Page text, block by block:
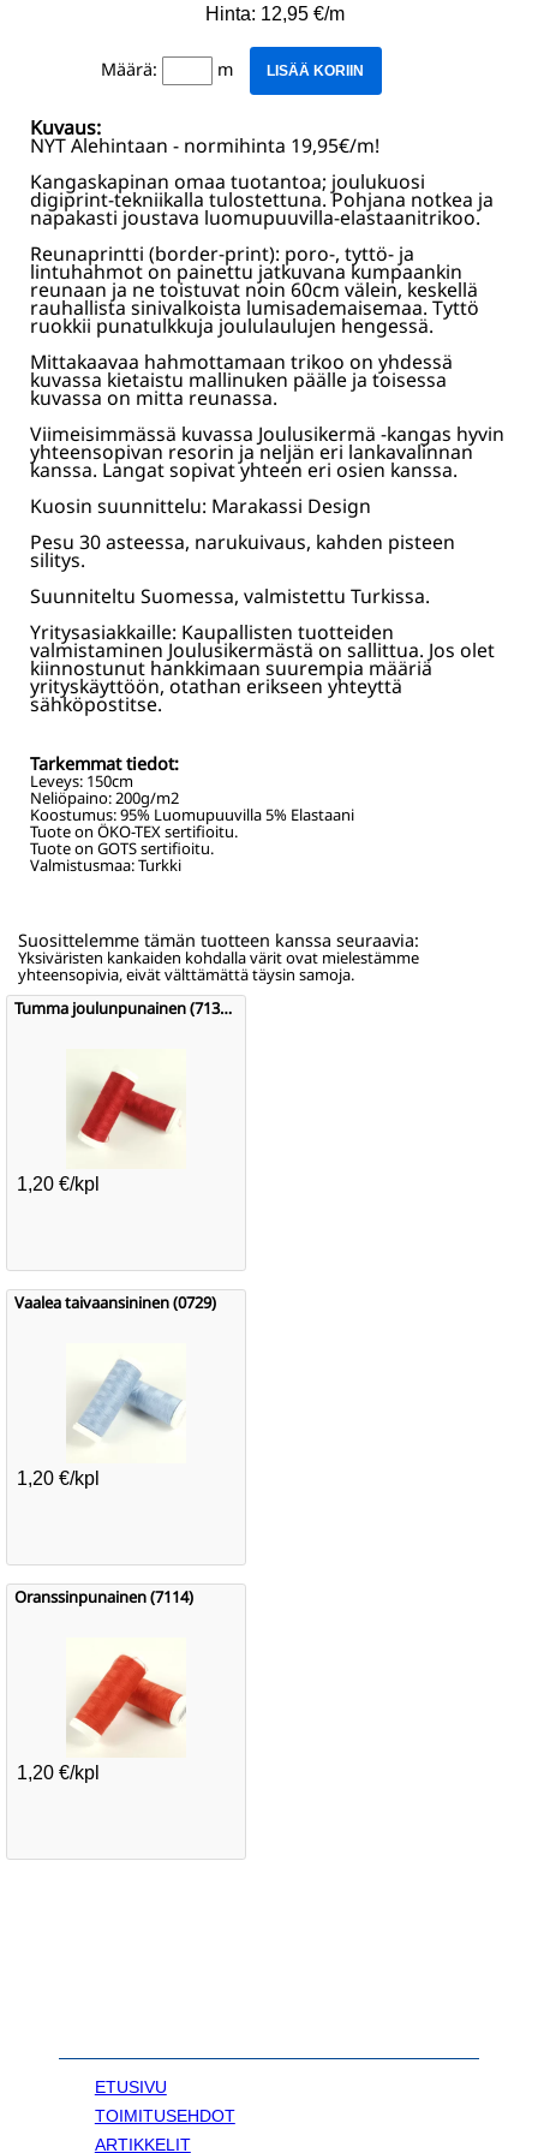
Hinta: 12,95 €/m
Määrä: m LISÄÄ KORIIN
Kuvaus:
NYT Alehintaan - normihinta 19,95€/m!
Kangaskapinan omaa tuotantoa; joulukuosi
digiprint-tekniikalla tulostettuna. Pohjana notkea ja
napakasti joustava luomupuuvilla-elastaanitrikoo.
Reunaprintti (border-print): poro-, tyttö- ja
lintuhahmot on painettu jatkuvana kumpaankin
reunaan ja ne toistuvat noin 60cm välein, keskellä
rauhallista sinivalkoista lumisademaisemaa. Tyttö
ruokkii punatulkkuja joululaulujen hengessä.
Mittakaavaa hahmottamaan trikoo on yhdessä
kuvassa kietaistu mallinuken päälle ja toisessa
kuvassa on mitta reunassa.
Viimeisimmässä kuvassa Joulusikermä -kangas hyvin
yhteensopivan resorin ja neljän eri lankavalinnan
kanssa. Langat sopivat yhteen eri osien kanssa.
Kuosin suunnittelu: Marakassi Design
Pesu 30 asteessa, narukuivaus, kahden pisteen
silitys.
Suunniteltu Suomessa, valmistettu Turkissa.
Yritysasiakkaille: Kaupallisten tuotteiden
valmistaminen Joulusikermästä on sallittua. Jos olet
kiinnostunut hankkimaan suurempia määriä
yrityskäyttöön, otathan erikseen yhteyttä
sähköpostitse.
Tarkemmat tiedot:
Leveys: 150cm
Neliöpaino:200g/m2
Koostumus:95% Luomupuuvilla 5% Elastaani
Tuote on ÖKO-TEX sertifioitu.
Tuote on GOTS sertifioitu.
Valmistusmaa: Turkki
Suosittelemme tämän tuotteen kanssa seuraavia:
Yksiväristen kankaiden kohdalla värit ovat mielestämme
yhteensopivia, eivät välttämättä täysin samoja.
Tumma joulunpunainen (7131)
1,20 €/kpl
Vaalea taivaansininen (0729)
1,20 €/kpl
Oranssinpunainen (7114)
1,20 €/kpl
ETUSIVU
TOIMITUSEHDOT
ARTIKKELIT